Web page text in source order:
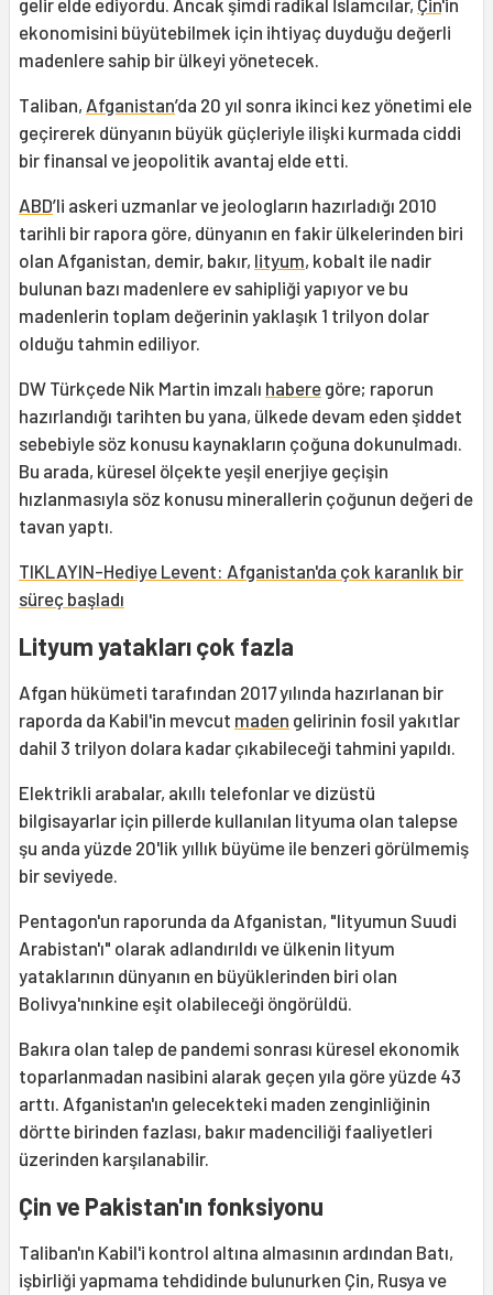
gelir elde ediyordu. Ancak şimdi radikal İslamcılar, Çin'in
ekonomisini büyütebilmek için ihtiyaç duyduğu değerli
madenlere sahip bir ülkeyi yönetecek.
Taliban, Afganistan’da 20 yıl sonra ikinci kez yönetimi ele
geçirerek dünyanın büyük güçleriyle ilişki kurmada ciddi
bir finansal ve jeopolitik avantaj elde etti.
ABD’li askeri uzmanlar ve jeologların hazırladığı 2010
tarihli bir rapora göre, dünyanın en fakir ülkelerinden biri
olan Afganistan, demir, bakır, lityum, kobalt ile nadir
bulunan bazı madenlere ev sahipliği yapıyor ve bu
madenlerin toplam değerinin yaklaşık 1 trilyon dolar
olduğu tahmin ediliyor.
DW Türkçede Nik Martin imzalı habere göre; raporun
hazırlandığı tarihten bu yana, ülkede devam eden şiddet
sebebiyle söz konusu kaynakların çoğuna dokunulmadı.
Bu arada, küresel ölçekte yeşil enerjiye geçişin
hızlanmasıyla söz konusu minerallerin çoğunun değeri de
tavan yaptı.
TIKLAYIN-Hediye Levent: Afganistan'da çok karanlık bir
süreç başladı
Lityum yatakları çok fazla
Afgan hükümeti tarafından 2017 yılında hazırlanan bir
raporda da Kabil'in mevcut maden gelirinin fosil yakıtlar
dahil 3 trilyon dolara kadar çıkabileceği tahmini yapıldı.
Elektrikli arabalar, akıllı telefonlar ve dizüstü
bilgisayarlar için pillerde kullanılan lityuma olan talepse
şu anda yüzde 20'lik yıllık büyüme ile benzeri görülmemiş
bir seviyede.
Pentagon'un raporunda da Afganistan, "lityumun Suudi
Arabistan'ı" olarak adlandırıldı ve ülkenin lityum
yataklarının dünyanın en büyüklerinden biri olan
Bolivya'nınkine eşit olabileceği öngörüldü.
Bakıra olan talep de pandemi sonrası küresel ekonomik
toparlanmadan nasibini alarak geçen yıla göre yüzde 43
arttı. Afganistan'ın gelecekteki maden zenginliğinin
dörtte birinden fazlası, bakır madenciliği faaliyetleri
üzerinden karşılanabilir.
Çin ve Pakistan'ın fonksiyonu
Taliban'ın Kabil'i kontrol altına almasının ardından Batı,
işbirliği yapmama tehdidinde bulunurken Çin, Rusya ve